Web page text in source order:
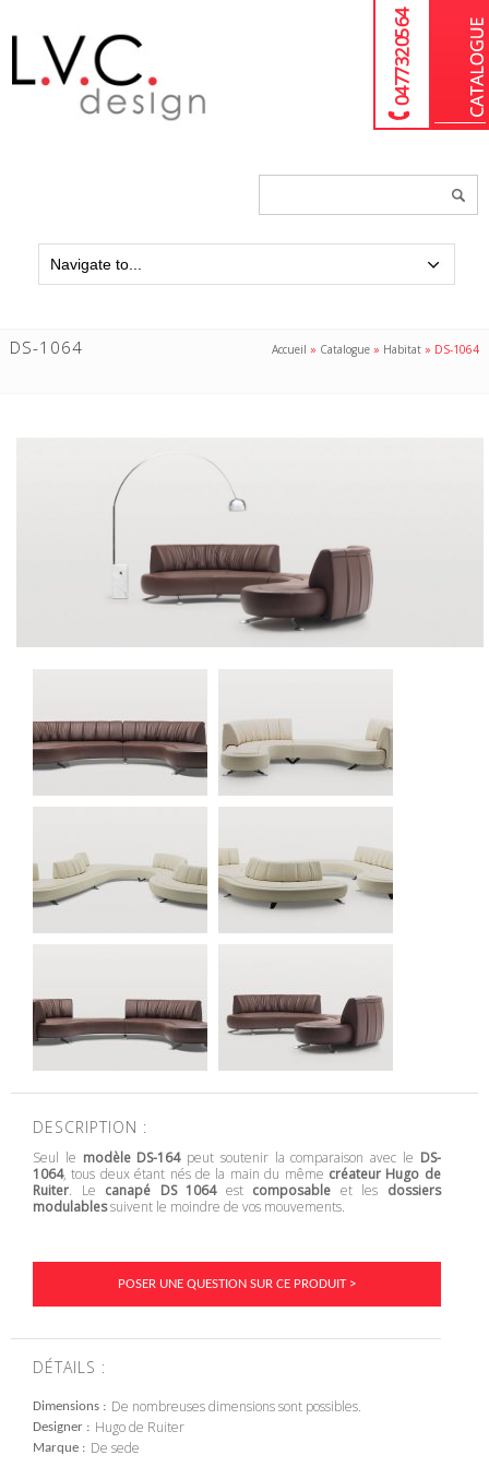
04 77 32 05 64
DS-1064 Accueil » Catalogue » Habitat » DS-1064
DESCRIPTION :
Seul le modèle DS-164peut soutenir la comparaison avec le DS-
1064, tous deux étant nés de la main du même créateur Hugo de
Ruiter. Le canapé DS 1064est composable et les dossiers
modulablessuivent le moindre de vos mouvements.
POSER UNE QUESTION SUR CE PRODUIT >
DÉTAILS :
Dimensions De nombreuses dimensions sont possibles.
Designer Hugo de Ruiter
Marque De sede